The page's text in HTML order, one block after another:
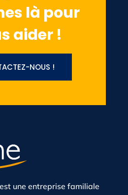
là pour
aider !
NOUS !
une entreprise familiale